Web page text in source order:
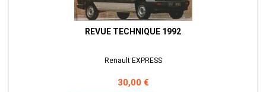
REVUE TECHNIQUE 1992
Renault EXPRESS
Prix
30,00 €